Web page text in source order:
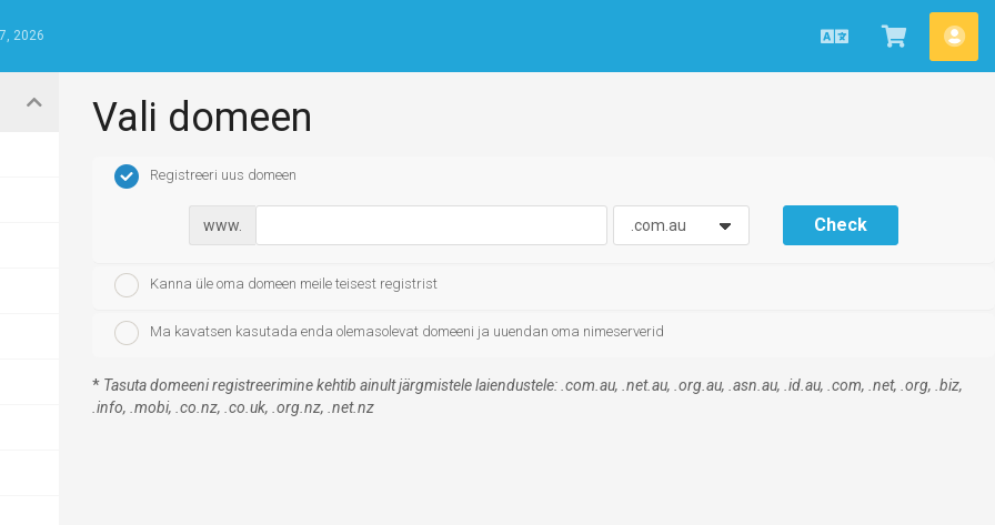
2026
EstonianVaata
ostukorvi
Vali domeen
Registreeri uus domeen
www. Check
Kanna üle oma domeen meile teisest registrist
Ma kavatsen kasutada enda olemasolevat domeeni ja uuendan oma nimeserverid
* Tasuta domeeni registreerimine kehtib ainult järgmistele laiendustele: .com.au, .net.au, .org.au, .asn.au, .id.au, .com, .net, .org, .biz,
.info, .mobi, .co.nz, .co.uk, .org.nz, .net.nz